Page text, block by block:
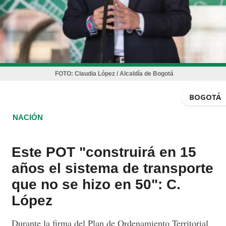
FOTO: Claudia López / Alcaldía de Bogotá
BOGOTÁ
NACIÓN
Este POT "construirá en 15
años el sistema de transporte
que no se hizo en 50": C.
López
Durante la firma del Plan de Ordenamiento Territorial